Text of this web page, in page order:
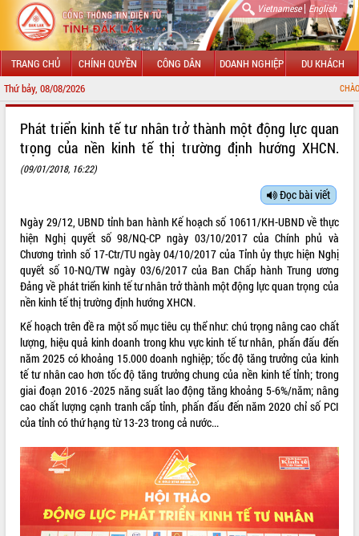
Vietnamese| English
TRANG CHỦ CHÍNH QUYỀN CÔNG DÂN DOANH NGHIỆP DU KHÁCH
Thứ bảy, 08/08/2026 CHÀO MỪNG ĐẾN
LÃNH ĐẠO UBND TỈNH
SỞ, BAN, NGÀNH
UBND CÁC XÃ, PHƯỜNG
THÔNG TIN CHỈ ĐẠO ĐIỀU HÀNH
VĂN BẢN HĐND TỈNH
ĐIỂM TIN VĂN BẢN
QUY HOẠCH - KẾ HOẠCH
Phát triển kinh tế tư nhân trở thành một động lực quan
trọng của nền kinh tế thị trường định hướng XHCN.
(09/01/2018, 16:22)
Đọc bài viết
Ngày 29/12, UBND tỉnh ban hành Kế hoạch số 10611/KH-UBND về thực
hiện Nghị quyết số 98/NQ-CP ngày 03/10/2017 của Chính phủ và
Chương trình số 17-Ctr/TU ngày 04/10/2017 của Tỉnh ủy thực hiện Nghị
quyết số 10-NQ/TW ngày 03/6/2017 của Ban Chấp hành Trung ương
Đảng về phát triển kinh tế tư nhân trở thành một động lực quan trọng của
nền kinh tế thị trường định hướng XHCN.
Kế hoạch trên đề ra một số mục tiêu cụ thể như: chú trọng nâng cao chất
lượng, hiệu quả kinh doanh trong khu vực kinh tế tư nhân, phấn đấu đến
năm 2025 có khoảng 15.000 doanh nghiệp; tốc độ tăng trưởng của kinh
tế tư nhân cao hơn tốc độ tăng trưởng chung của nền kinh tế tỉnh; trong
giai đoạn 2016 -2025 năng suất lao động tăng khoảng 5-6%/năm; nâng
cao chất lượng cạnh tranh cấp tỉnh, phấn đấu đến năm 2020 chỉ số PCI
của tỉnh có thứ hạng từ 13-23 trong cả nước...